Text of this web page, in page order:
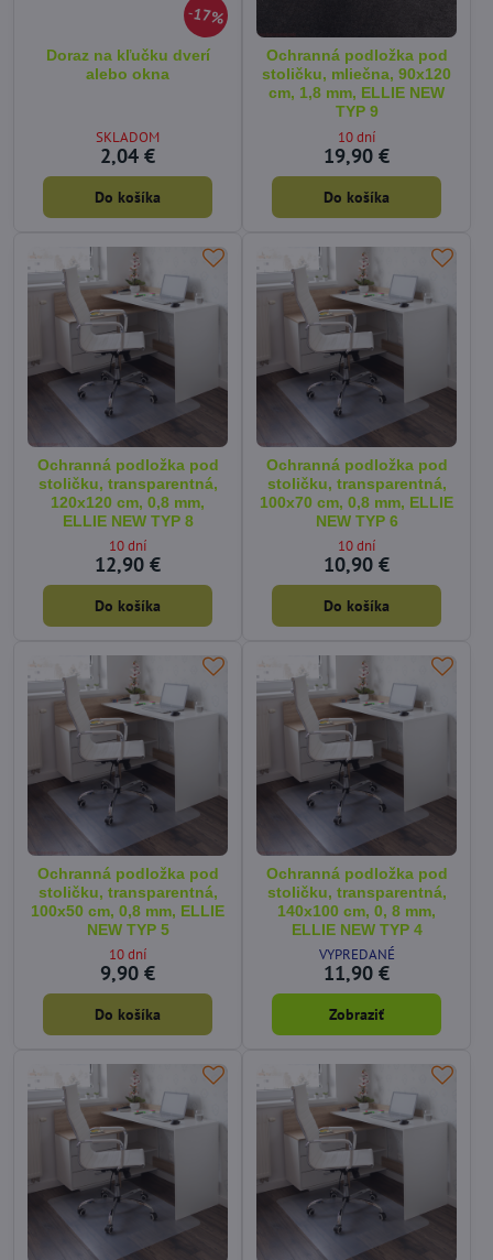
17%
Doraz na kľučku dverí
alebo okna
SKLADOM
2,04 €
Do košíka
Ochranná podložka pod
stoličku, mliečna, 90x120
cm, 1,8 mm, ELLIE NEW
TYP 9
10 dní
19,90 €
Do košíka
Ochranná podložka pod
stoličku, transparentná,
120x120 cm, 0,8 mm,
ELLIE NEW TYP 8
10 dní
12,90 €
Do košíka
Ochranná podložka pod
stoličku, transparentná,
100x70 cm, 0,8 mm, ELLIE
NEW TYP 6
10 dní
10,90 €
Do košíka
Ochranná podložka pod
stoličku, transparentná,
100x50 cm, 0,8 mm, ELLIE
NEW TYP 5
10 dní
9,90 €
Do košíka
Ochranná podložka pod
stoličku, transparentná,
140x100 cm, 0, 8 mm,
ELLIE NEW TYP 4
VYPREDANÉ
11,90 €
Zobraziť